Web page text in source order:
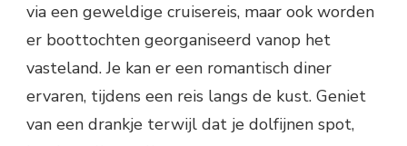
via een geweldige cruisereis, maar ook worden
er boottochten georganiseerd vanop het
vasteland. Je kan er een romantisch diner
ervaren, tijdens een reis langs de kust. Geniet
van een drankje terwijl dat je dolfijnen spot,